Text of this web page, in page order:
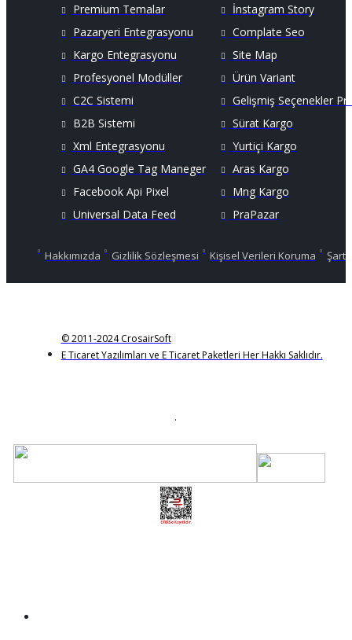
Premium Temalar
Pazaryeri Entegrasyonu
Kargo Entegrasyonu
Profesyonel Modüller
C2C Sistemi
B2B Sistemi
Xml Entegrasyonu
GA4 Google Tag Maneger
Facebook Api Pixel
Universal Data Feed
İnstagram Story
Complate Seo
Site Map
Ürün Variant
Gelişmiş Seçenekler
Sürat Kargo
Yurtiçi Kargo
Aras Kargo
Mng Kargo
PraPazar
Hakkımızda Gizlilik Sözleşmesi Kişisel Verileri Koruma
© 2011-2024 CrosairSoft
E Ticaret Yazılımları ve E Ticaret Paketleri Her Hakkı Saklıdır.
.